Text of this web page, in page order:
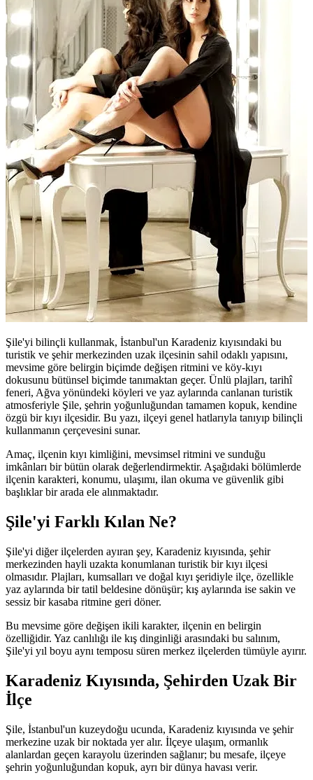
Şile'yi bilinçli kullanmak, İstanbul'un Karadeniz kıyısındaki bu
turistik ve şehir merkezinden uzak ilçesinin sahil odaklı yapısını,
mevsime göre belirgin biçimde değişen ritmini ve köy-kıyı
dokusunu bütünsel biçimde tanımaktan geçer. Ünlü plajları, tarihî
feneri, Ağva yönündeki köyleri ve yaz aylarında canlanan turistik
atmosferiyle Şile, şehrin yoğunluğundan tamamen kopuk, kendine
özgü bir kıyı ilçesidir. Bu yazı, ilçeyi genel hatlarıyla tanıyıp bilinçli
kullanmanın çerçevesini sunar.
Amaç, ilçenin kıyı kimliğini, mevsimsel ritmini ve sunduğu
imkânları bir bütün olarak değerlendirmektir. Aşağıdaki bölümlerde
ilçenin karakteri, konumu, ulaşımı, ilan okuma ve güvenlik gibi
başlıklar bir arada ele alınmaktadır.
Şile'yi Farklı Kılan Ne?
Şile'yi diğer ilçelerden ayıran şey, Karadeniz kıyısında, şehir
merkezinden hayli uzakta konumlanan turistik bir kıyı ilçesi
olmasıdır. Plajları, kumsalları ve doğal kıyı şeridiyle ilçe, özellikle
yaz aylarında bir tatil beldesine dönüşür; kış aylarında ise sakin ve
sessiz bir kasaba ritmine geri döner.
Bu mevsime göre değişen ikili karakter, ilçenin en belirgin
özelliğidir. Yaz canlılığı ile kış dinginliği arasındaki bu salınım,
Şile'yi yıl boyu aynı temposu süren merkez ilçelerden tümüyle ayırır.
Karadeniz Kıyısında, Şehirden Uzak Bir
İlçe
Şile, İstanbul'un kuzeydoğu ucunda, Karadeniz kıyısında ve şehir
merkezine uzak bir noktada yer alır. İlçeye ulaşım, ormanlık
alanlardan geçen karayolu üzerinden sağlanır; bu mesafe, ilçeye
şehrin yoğunluğundan kopuk, ayrı bir dünya havası verir.